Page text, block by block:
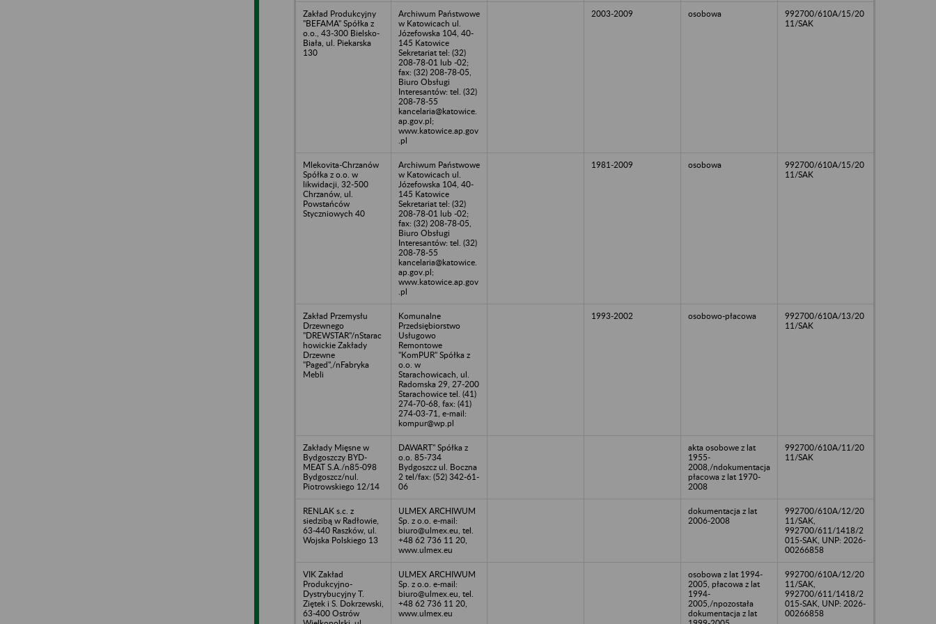
Zakład Produkcyjny
"BEFAMA" Spółka z
o.o., 43-300 Bielsko-
Biała, ul. Piekarska
130
Archiwum Państwowe
w Katowicach ul.
Józefowska 104, 40-
145 Katowice
Sekretariat tel: (32)
208-78-01 lub -02;
fax: (32) 208-78-05,
Biuro Obsługi
Interesantów: tel. (32)
208-78-55
kancelaria@katowice.
ap.gov.pl;
www.katowice.ap.gov
.pl
2003-2009 osobowa
992700/610A/15/20
11/SAK
Mlekovita-Chrzanów
Spółka z o.o. w
likwidacji, 32-500
Chrzanów, ul.
Powstańców
Styczniowych 40
Archiwum Państwowe
w Katowicach ul.
Józefowska 104, 40-
145 Katowice
Sekretariat tel: (32)
208-78-01 lub -02;
fax: (32) 208-78-05,
Biuro Obsługi
Interesantów: tel. (32)
208-78-55
kancelaria@katowice.
ap.gov.pl;
www.katowice.ap.gov
.pl
1981-2009 osobowa
992700/610A/15/20
11/SAK
Zakład Przemysłu
Drzewnego
"DREWSTAR"/nStarac
howickie Zakłady
Drzewne
"Paged",/nFabryka
Mebli
Komunalne
Przedsiębiorstwo
Usługowo
Remontowe
"KomPUR" Spółka z
o.o. w
Starachowicach, ul.
Radomska 29, 27-200
Starachowice tel. (41)
274-70-68, fax: (41)
274-03-71, e-mail:
kompur@wp.pl
1993-2002 osobowo-płacowa
992700/610A/13/20
11/SAK
Zakłady Mięsne w
Bydgoszczy BYD-
MEAT S.A./n85-098
Bydgoszcz/nul.
Piotrowskiego 12/14
DAWART" Spółka z
o.o. 85-734
Bydgoszcz ul. Boczna
2 tel/fax: (52) 342-61-
06
akta osobowe z lat
1955-
2008,/ndokumentacja
płacowa z lat 1970-
2008
992700/610A/11/20
11/SAK
RENLAK s.c. z
siedzibą w Radłowie,
63-440 Raszków, ul.
Wojska Polskiego 13
ULMEX ARCHIWUM
Sp. z o.o. e-mail:
biuro@ulmex.eu, tel.
+48 62 736 11 20,
www.ulmex.eu
dokumentacja z lat
2006-2008
992700/610A/12/20
11/SAK,
992700/611/1418/2
015-SAK, UNP: 2026-
00266858
VIK Zakład
Produkcyjno-
Dystrybucyjny T.
Ziętek i S. Dokrzewski,
63-400 Ostrów
ULMEX ARCHIWUM
Sp. z o.o. e-mail:
biuro@ulmex.eu, tel.
+48 62 736 11 20,
www.ulmex.eu
osobowa z lat 1994-
2005, płacowa z lat
1994-
2005,/npozostała
dokumentacja z lat
992700/610A/12/20
11/SAK,
992700/611/1418/2
015-SAK, UNP: 2026-
00266858